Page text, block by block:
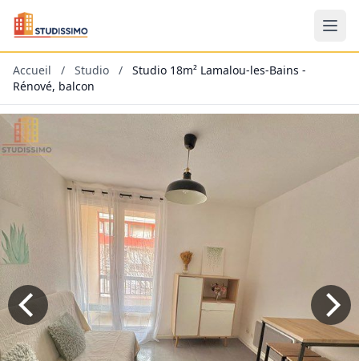
Accueil / Studio /
Studio 18m² Lamalou-les-Bains -
Rénové, balcon